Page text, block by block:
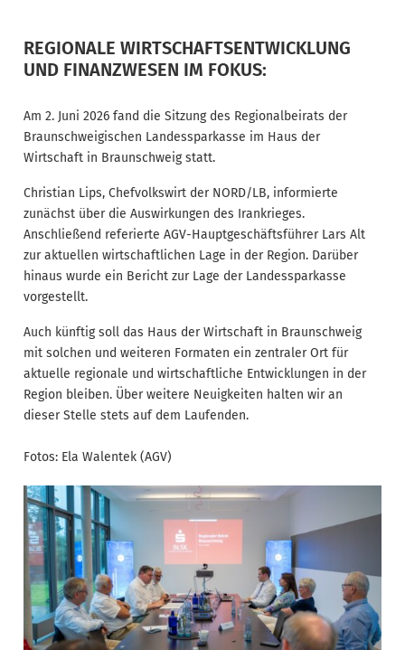
REGIONALE WIRTSCHAFTSENTWICKLUNG
UND FINANZWESEN IM FOKUS:
Am 2. Juni 2026 fand die Sitzung des Regionalbeirats der
Braunschweigischen Landessparkasse im Haus der
Wirtschaft in Braunschweig statt.
Christian Lips, Chefvolkswirt der NORD/LB, informierte
zunächst über die Auswirkungen des Irankrieges.
Anschließend referierte AGV-Hauptgeschäftsführer Lars Alt
zur aktuellen wirtschaftlichen Lage in der Region. Darüber
hinaus wurde ein Bericht zur Lage der Landessparkasse
vorgestellt.
Auch künftig soll das Haus der Wirtschaft in Braunschweig
mit solchen und weiteren Formaten ein zentraler Ort für
aktuelle regionale und wirtschaftliche Entwicklungen in der
Region bleiben. Über weitere Neuigkeiten halten wir an
dieser Stelle stets auf dem Laufenden.
Fotos: Ela Walentek (AGV)